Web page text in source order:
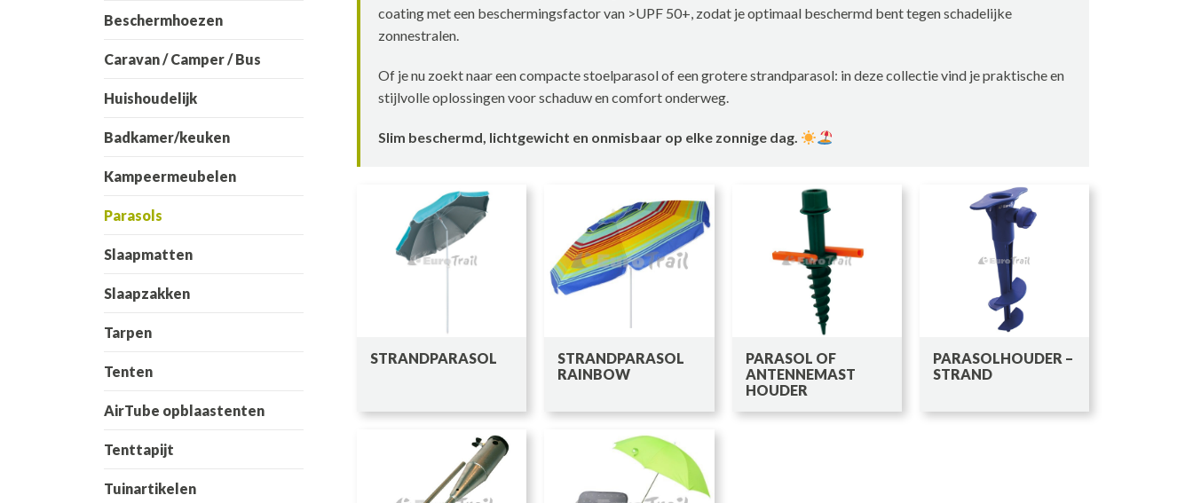
coating met een beschermingsfactor van >UPF 50+, zodat je optimaal beschermd bent tegen schadelijke
zonnestralen.
Of je nu zoekt naar een compacte stoelparasol of een grotere strandparasol: in deze collectie vind je praktische en
stijlvolle oplossingen voor schaduw en comfort onderweg.
Slim beschermd, lichtgewicht en onmisbaar op elke zonnige dag.
STRANDPARASOL
STRANDPARASOL
RAINBOW
PARASOL OF
ANTENNEMAST
HOUDER
PARASOLHOUDER –
STRAND
Beschermhoezen
Caravan / Camper / Bus
Huishoudelijk
Badkamer/keuken
Kampeermeubelen
Parasols
Slaapmatten
Slaapzakken
Tarpen
Tenten
AirTube opblaastenten
Tenttapijt
Tuinartikelen